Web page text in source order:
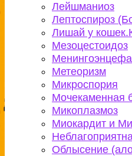
Лейшманиоз
Лептоспироз
Лишай у
Мезоцестоидоз
Метеоризм
Микроспория
Мочекаменная
Микоплазмоз
Миокардит и
Облысение